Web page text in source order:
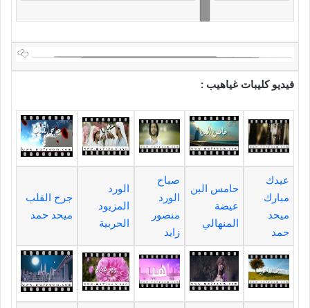
فيديو كليبات غياهيب :
عيدك
مبارك
ميحد
حمد
حامس البن
عيضة
المنهالي
صباح
الورد
منصور
زايد
الورد
المزيود
الحربية
جرح القلب
ميحد حمد